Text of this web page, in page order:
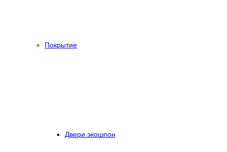
Покрытие
Двери экошпон